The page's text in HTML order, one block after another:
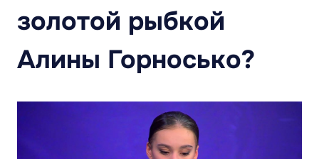
золотой рыбкой
Алины Горносько?